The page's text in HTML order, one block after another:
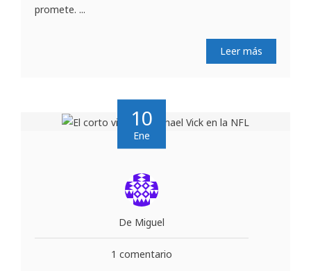
promete. ...
Leer más
10
Ene
De Miguel
1 comentario